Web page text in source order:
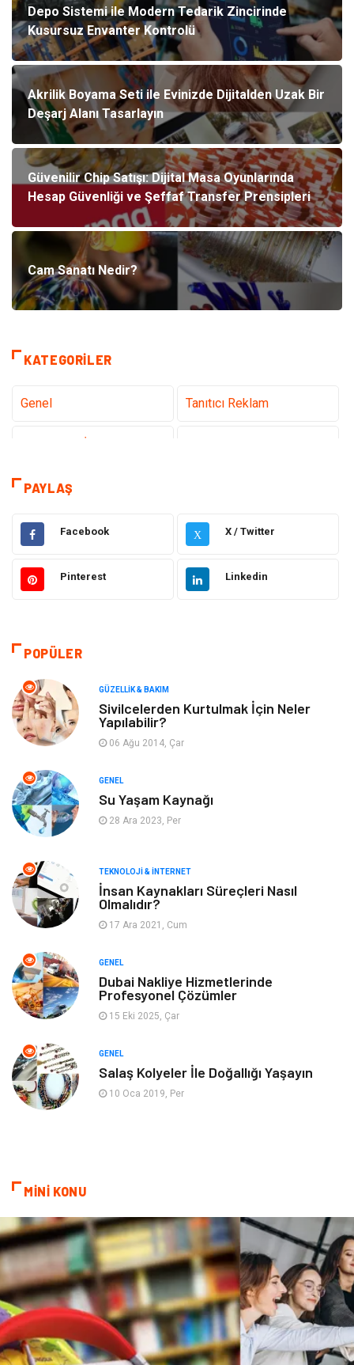
Depo Sistemi ile Modern Tedarik Zincirinde
Kusursuz Envanter Kontrolü
Akrilik Boyama Seti ile Evinizde Dijitalden Uzak Bir
Deşarj Alanı Tasarlayın
Güvenilir Chip Satışı: Dijital Masa Oyunlarında
Hesap Güvenliği ve Şeffaf Transfer Prensipleri
Cam Sanatı Nedir?
KATEGORILER
Genel Tanıtıcı Reklam
Teknoloji & İnternet
Eğitim & Kariyer
Gündem Hukuk
Moda Sağlıklı Yaşam
Bilgisayar & Yazılım
Makine
Giyim
Yeme & İçme
Keyif & Hobi Organizasyon
Gayrimenkul Spor
Finans& Ekonomi Anne & Çocuk
Genel Kültür
Ev İşleri
Mobilya
Astroloji
Çadır Yazı Tahtaları
Pet Malzemeleri
PAYLAŞ
Facebook X X / Twitter
Pinterest Linkedin
POPÜLER
GÜZELLIK & BAKIM
Sivilcelerden Kurtulmak İçin Neler
Yapılabilir?
06 Ağu 2014, Çar
GENEL
Su Yaşam Kaynağı
28 Ara 2023, Per
TEKNOLOJI & İNTERNET
İnsan Kaynakları Süreçleri Nasıl
Olmalıdır?
17 Ara 2021, Cum
GENEL
Dubai Nakliye Hizmetlerinde
Profesyonel Çözümler
15 Eki 2025, Çar
GENEL
Salaş Kolyeler İle Doğallığı Yaşayın
10 Oca 2019, Per
MİNİ KONU